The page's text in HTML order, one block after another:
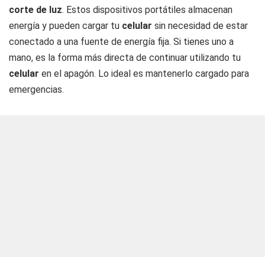
corte de luz. Estos dispositivos portátiles almacenan
energía y pueden cargar tu celular sin necesidad de estar
conectado a una fuente de energía fija. Si tienes uno a
mano, es la forma más directa de continuar utilizando tu
celular en el apagón. Lo ideal es mantenerlo cargado para
emergencias.